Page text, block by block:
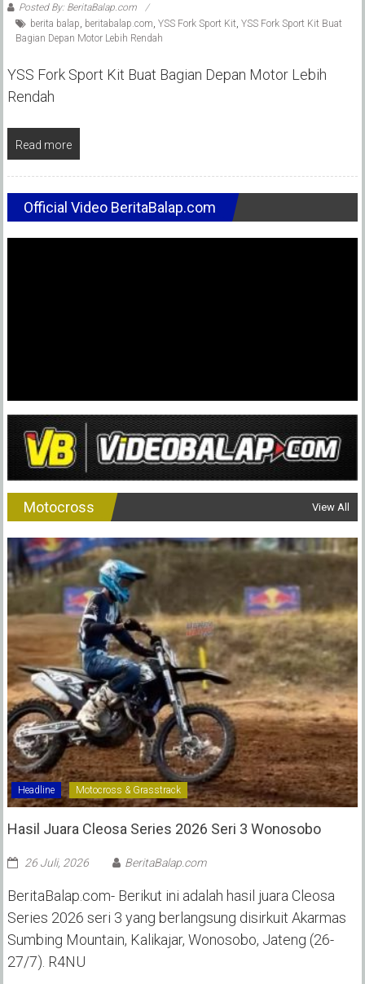
Posted By: BeritaBalap.com
berita balap beritabalap.com YSS Fork Sport Kit YSS Fork Sport Kit Buat
Bagian Depan Motor Lebih Rendah
YSS Fork Sport Kit Buat Bagian Depan Motor Lebih
Rendah
Read more
Official Video BeritaBalap.com
Motocross View All
Headline Motocross & Grasstrack
Hasil Juara Cleosa Series 2026 Seri 3 Wonosobo ‎
26 Juli, 2026 BeritaBalap.com
BeritaBalap.com- Berikut ini adalah hasil juara Cleosa
Series 2026 seri 3 yang berlangsung disirkuit Akarmas
Sumbing Mountain, Kalikajar, Wonosobo, Jateng (26-
27/7). R4NU